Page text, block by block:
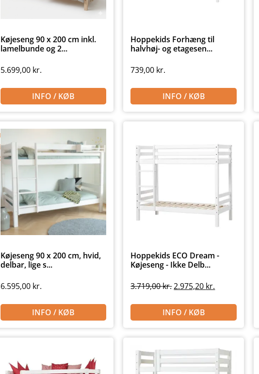
Køjeseng 90 x 200 cm inkl.
lamelbunde og 2...
5.699,00 kr.
INFO / KØB
Hoppekids Forhæng til
halvhøj- og etagesen...
739,00 kr.
INFO / KØB
Køjeseng 90 x 200 cm, hvid,
delbar, lige s...
6.595,00 kr.
INFO / KØB
Hoppekids ECO Dream -
Køjeseng - Ikke Delb...
3.719,00kr.2.975,20 kr.
INFO / KØB